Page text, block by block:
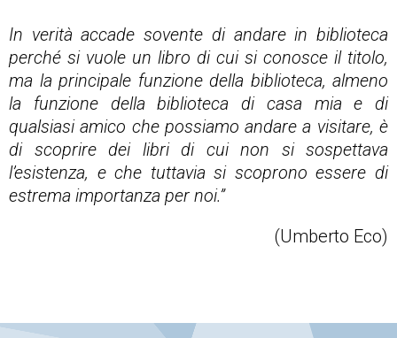
In verità accade sovente di andare in biblioteca
perché si vuole un libro di cui si conosce il titolo,
ma la principale funzione della biblioteca, almeno
la funzione della biblioteca di casa mia e di
qualsiasi amico che possiamo andare a visitare, è
di scoprire dei libri di cui non si sospettava
l’esistenza, e che tuttavia si scoprono essere di
estrema importanza per noi.”
(Umberto Eco)